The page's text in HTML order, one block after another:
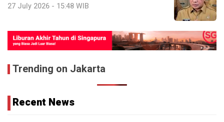
27 July 2026 - 15:48 WIB
Trending on Jakarta
Recent News